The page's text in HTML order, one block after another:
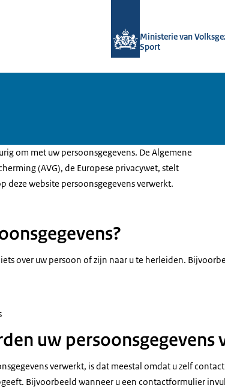
Ministerie van
Sport
om met uw persoonsgegevens. De Algemene
(AVG), de Europese privacywet, stelt
deze website persoonsgegevens verwerkt.
over uw persoon of zijn naar u te herleiden.
uw persoonsgegevens
verwerkt, is dat meestal omdat u zelf
Bijvoorbeeld wanneer u een contactformulier